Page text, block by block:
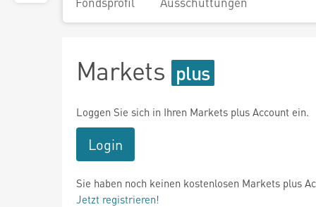
Markets
Loggen Sie sich in Ihren Markets plus Account ein.
Login
Sie haben noch keinen kostenlosen Markets plus
Jetzt registrieren!